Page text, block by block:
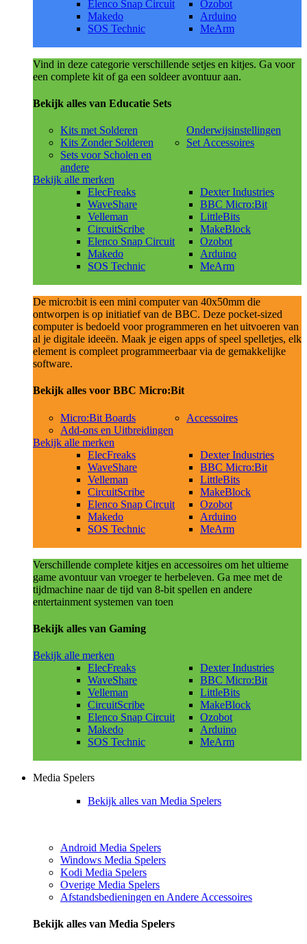
Elenco Snap Circuit
Makedo
SOS Technic
Ozobot
Arduino
MeArm
Vind in deze categorie verschillende setjes en kitjes. Ga voor
een complete kit of ga een soldeer avontuur aan.
Bekijk alles van Educatie Sets
Kits met Solderen
Kits Zonder Solderen
Sets voor Scholen en
andere
Onderwijsinstellingen
Set Accessoires
Bekijk alle merken
ElecFreaks
WaveShare
Velleman
CircuitScribe
Elenco Snap Circuit
Makedo
SOS Technic
Dexter Industries
BBC Micro:Bit
LittleBits
MakeBlock
Ozobot
Arduino
MeArm
De micro:bit is een mini computer van 40x50mm die
ontworpen is op initiatief van de BBC. Deze pocket-sized
computer is bedoeld voor programmeren en het uitvoeren van
al je digitale ideeën. Maak je eigen apps of speel spelletjes, elk
element is compleet programmeerbaar via de gemakkelijke
software.
Bekijk alles voor BBC Micro:Bit
Micro:Bit Boards
Add-ons en Uitbreidingen
Accessoires
Bekijk alle merken
ElecFreaks
WaveShare
Velleman
CircuitScribe
Elenco Snap Circuit
Makedo
SOS Technic
Dexter Industries
BBC Micro:Bit
LittleBits
MakeBlock
Ozobot
Arduino
MeArm
Verschillende complete kitjes en accessoires om het ultieme
game avontuur van vroeger te herbeleven. Ga mee met de
tijdmachine naar de tijd van 8-bit spellen en andere
entertainment systemen van toen
Bekijk alles van Gaming
Bekijk alle merken
ElecFreaks
WaveShare
Velleman
CircuitScribe
Elenco Snap Circuit
Makedo
SOS Technic
Dexter Industries
BBC Micro:Bit
LittleBits
MakeBlock
Ozobot
Arduino
MeArm
Media Spelers
Bekijk alles van Media Spelers
Android Media Spelers
Windows Media Spelers
Kodi Media Spelers
Overige Media Spelers
Afstandsbedieningen en Andere Accessoires
Bekijk alles van Media Spelers